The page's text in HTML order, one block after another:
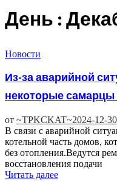
День :
Новости
Из-за аварийной
некоторые самарцы
от ~TPKCKAT~2024-12-
В связи с аварийной
котельной часть домов,
без отопления.Ведутся
восстановления подачи
Читать далее